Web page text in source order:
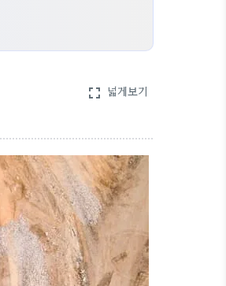
fullscreen 넓게보기